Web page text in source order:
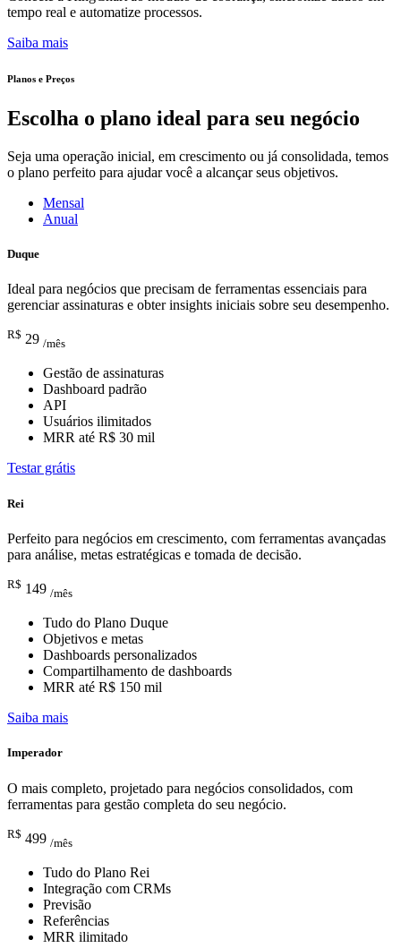
tempo real e automatize processos.
Saiba mais
Planos e Preços
Escolha o plano ideal para seu negócio
Seja uma operação inicial, em crescimento ou já consolidada, temos
o plano perfeito para ajudar você a alcançar seus objetivos.
Mensal
Anual
Duque
Ideal para negócios que precisam de ferramentas essenciais para
gerenciar assinaturas e obter insights iniciais sobre seu desempenho.
R$ 29 /mês
Gestão de assinaturas
Dashboard padrão
API
Usuários ilimitados
MRR até R$ 30 mil
Testar grátis
Rei
Perfeito para negócios em crescimento, com ferramentas avançadas
para análise, metas estratégicas e tomada de decisão.
R$ 149 /mês
Tudo do Plano Duque
Objetivos e metas
Dashboards personalizados
Compartilhamento de dashboards
MRR até R$ 150 mil
Saiba mais
Imperador
O mais completo, projetado para negócios consolidados, com
ferramentas para gestão completa do seu negócio.
R$ 499 /mês
Tudo do Plano Rei
Integração com CRMs
Previsão
Referências
MRR ilimitado